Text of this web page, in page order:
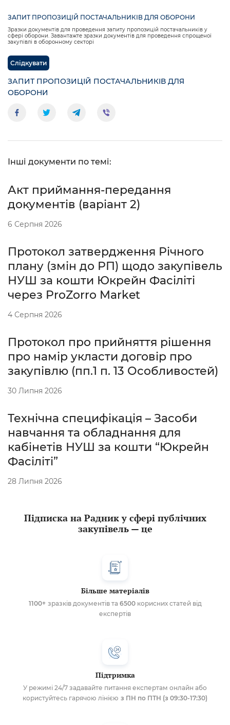
ЗАПИТ ПРОПОЗИЦІЙ ПОСТАЧАЛЬНИКІВ ДЛЯ ОБОРОНИ
Зразки документів для проведення запиту пропозицій постачальників у
сфері оборони. Завантажте зразки документів для проведення спрощеної
закупівлі в оборонному секторі
Слідкувати
ЗАПИТ ПРОПОЗИЦІЙ ПОСТАЧАЛЬНИКІВ ДЛЯ
ОБОРОНИ
Інші документи по темі:
Акт приймання-передання
документів (варіант 2)
6 Серпня 2026
Протокол затвердження Річного
плану (змін до РП) щодо закупівель
НУШ за кошти Юкрейн Фасіліті
через ProZorro Market
4 Серпня 2026
Протокол про прийняття рішення
про намір укласти договір про
закупівлю (пп.1 п. 13 Особливостей)
30 Липня 2026
Технічна специфікація – Засоби
навчання та обладнання для
кабінетів НУШ за кошти “Юкрейн
Фасіліті”
28 Липня 2026
Підписка на Радник у сфері публічних
закупівель — це
Більше матеріалів
1100+ зразків документів та 6500корисних статей від
експертів
Підтримка
У режимі 24/7 задавайте питання експертам онлайн або
користуйтесь гарячою лінією з ПН по ПТН (з 09:30-17:30)